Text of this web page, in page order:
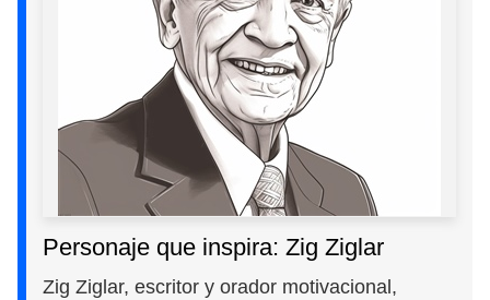
Personaje que inspira: Zig Ziglar
Zig Ziglar, escritor y orador motivacional,